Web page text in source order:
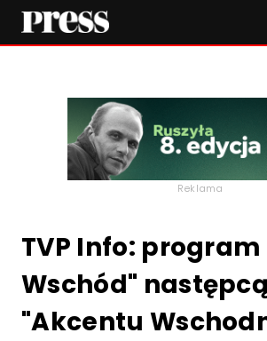
Reklama
TVP Info: program
Wschód" następcą
"Akcentu